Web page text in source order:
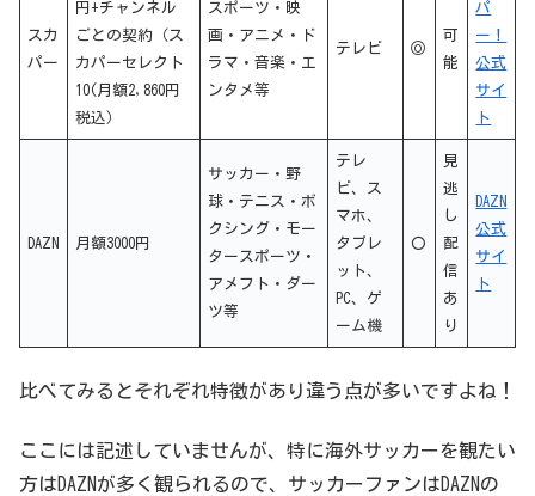
スカ
パー
円+チャンネル
ごとの契約（ス
カパーセレクト
10(月額2,860円
税込）
スポーツ・映
画・アニメ・ド
ラマ・音楽・エ
ンタメ等
テレビ ◎
可
能
パ
ー！
公式
サイ
ト
DAZN 月額3000円
サッカー・野
球・テニス・ボ
クシング・モー
タースポーツ・
アメフト・ダー
ツ等
テレ
ビ、ス
マホ、
タブレ
ット、
PC、ゲ
ーム機
〇
見
逃
し
配
信
あ
り
DAZN
公式
サイ
ト
比べてみるとそれぞれ特徴があり違う点が多いですよね！
ここには記述していませんが、特に海外サッカーを観たい
方はDAZNが多く観られるので、サッカーファンはDAZNの